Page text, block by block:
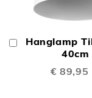
Hanglamp
40cm
€ 89,95
In
Winkelwagen